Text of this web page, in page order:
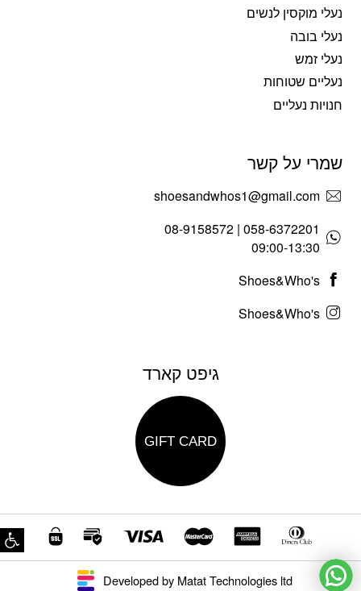
נעלי מוקסין לנשים
נעלי בובה
נעלי זמש
נעליים שטוחות
חנויות נעליים
שמרי על קשר
shoesandwhos1@gmail.com
058-6372201 | 08-9158572
09:00-13:30
Shoes&Who's
Shoes&Who's
גיפט קארד
GIFT CARD
Developed by Matat Technologies ltd